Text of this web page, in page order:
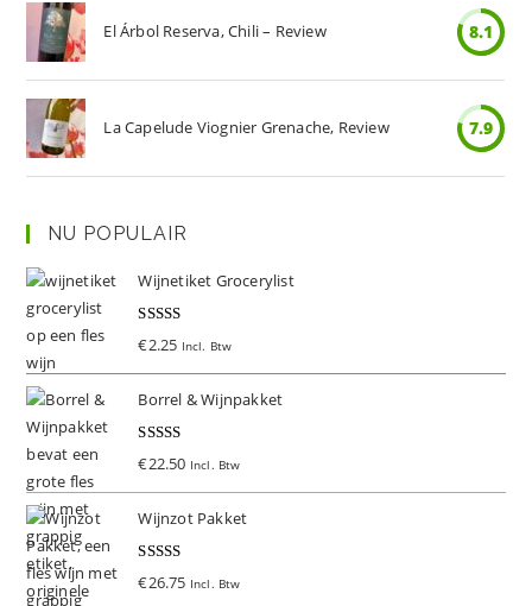
El Árbol Reserva, Chili – Review 8.1
La Capelude Viognier Grenache, Review 7.9
NU POPULAIR
Wijnetiket Grocerylist
Gewaardeer
€2.25 Incl. Btw
Borrel & Wijnpakket
Gewaardeer
€22.50 Incl. Btw
Wijnzot Pakket
Gewaardeer
€26.75 Incl. Btw